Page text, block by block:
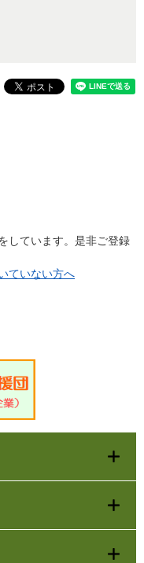
しています。是非ご登録
ていない方へ